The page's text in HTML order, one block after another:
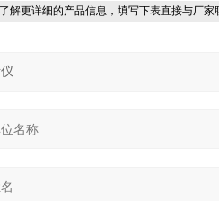
解更详细的产品信息，填写下表直接与厂家